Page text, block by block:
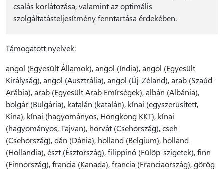
csalás korlátozása, valamint az optimális
szolgáltatásteljesítmény fenntartása érdekében.
Támogatott nyelvek:
angol (Egyesült Államok), angol (India), angol (Egyesült
Királyság), angol (Ausztrália), angol (Új-Zéland), arab (Szaúd-
Arábia), arab (Egyesült Arab Emírségek), albán (Albánia),
bolgár (Bulgária), katalán (katalán), kínai (egyszerűsített,
Kína), kínai (hagyományos, Hongkong KKT), kínai
(hagyományos, Tajvan), horvát (Csehország), cseh
(Csehország), dán (Dánia), holland (Belgium), holland
(Hollandia), észt (Észtország), filippínó (Fülöp-szigetek), finn
(Finnország), francia (Kanada), francia (Franciaország), görög